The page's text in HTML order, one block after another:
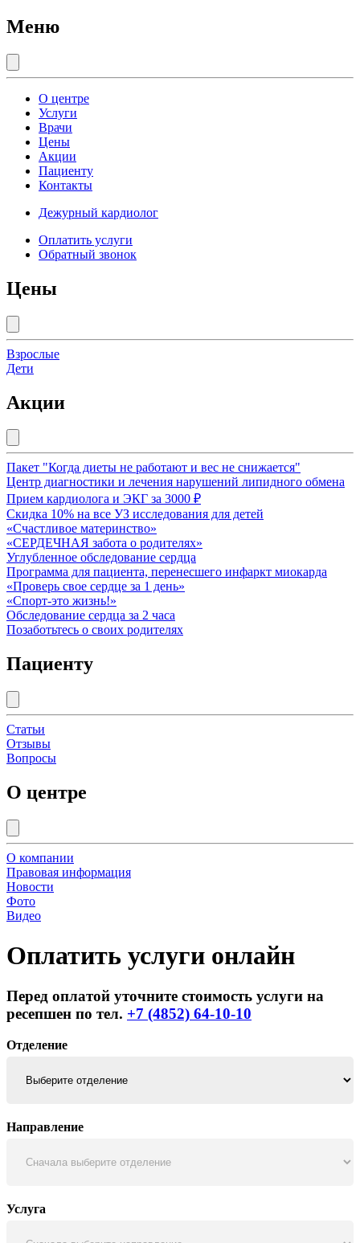
Меню
О центре
Услуги
Врачи
Цены
Акции
Пациенту
Контакты
Дежурный кардиолог
Оплатить услуги
Обратный звонок
Цены
Взрослые
Дети
Акции
Пакет "Когда диеты не работают и вес не снижается"
Центр диагностики и лечения нарушений липидного обмена
Прием кардиолога и ЭКГ за 3000 ₽
Скидка 10% на все УЗ исследования для детей
«Счастливое материнство»
«СЕРДЕЧНАЯ забота о родителях»
Углубленное обследование сердца
Программа для пациента, перенесшего инфаркт миокарда
«Проверь свое сердце за 1 день»
«Спорт-это жизнь!»
Обследование сердца за 2 часа
Позаботьтесь о своих родителях
Пациенту
Статьи
Отзывы
Вопросы
О центре
О компании
Правовая информация
Новости
Фото
Видео
Оплатить услуги онлайн
Перед оплатой уточните стоимость услуги на
ресепшен по тел. +7 (4852) 64-10-10
Отделение
Направление
Услуга